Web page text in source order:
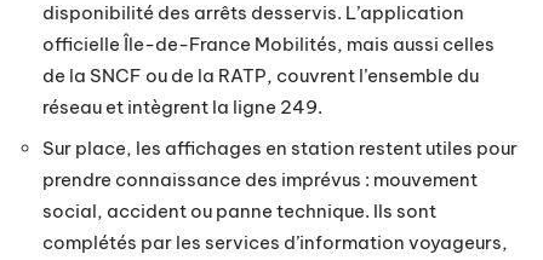
disponibilité des arrêts desservis. L’application
officielle Île-de-France Mobilités, mais aussi celles
de la SNCF ou de la RATP, couvrent l’ensemble du
réseau et intègrent la ligne 249.
Sur place, les affichages en station restent utiles pour
prendre connaissance des imprévus : mouvement
social, accident ou panne technique. Ils sont
complétés par les services d’information voyageurs,